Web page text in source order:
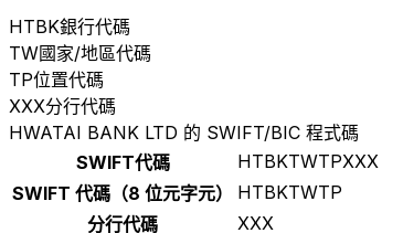
HTBK銀行代碼
TW國家/地區代碼
TP位置代碼
XXX分行代碼
HWATAI BANK LTD 的 SWIFT/BIC 程式碼
SWIFT代碼
HTBKTWTPXXX
SWIFT 代碼（8 位元字元）
HTBKTWTP
分行代碼
XXX